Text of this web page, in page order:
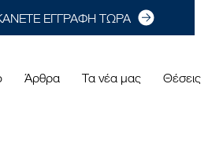
Άρθρα Τα νέα μας Θέσεις
ΕΓΓΡΑΦΗ ΤΩΡΑ